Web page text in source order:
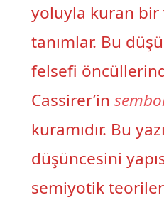
yoluyla kuran bir
tanımlar. Bu
felsefi
Cassirer’in
kuramıdır. Bu
düşüncesini
semiyotik